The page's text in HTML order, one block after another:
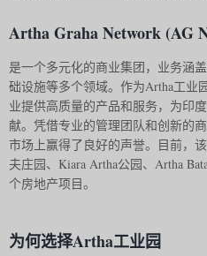
Artha Graha Network (AG
是一个多元化的商业集团，业务涵
础设施等多个领域。作为Artha工业
业提供高质量的产品和服务，为印
献。凭借专业的管理团队和创新的
市场上赢得了良好的声誉。目前，
夫庄园、Kiara Artha公园、Artha
个房地产项目。
为何选择Artha工业园